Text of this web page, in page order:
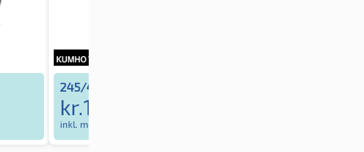
245/45ZR20 103Y
kr.1022.75
inkl. moms